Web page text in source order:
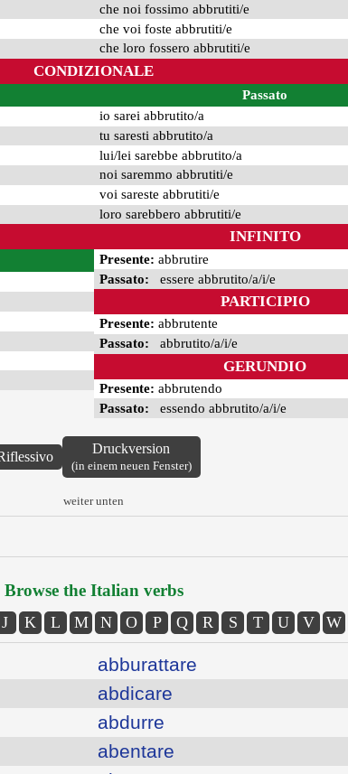
che noi fossimo abbrutiti/e
che voi foste abbrutiti/e
che loro fossero abbrutiti/e
CONDIZIONALE
Passato
io sarei abbrutito/a
tu saresti abbrutito/a
lui/lei sarebbe abbrutito/a
noi saremmo abbrutiti/e
voi sareste abbrutiti/e
loro sarebbero abbrutiti/e
INFINITO
Presente: abbrutire
Passato: essere abbrutito/a/i/e
PARTICIPIO
Presente: abbrutente
Passato: abbrutito/a/i/e
GERUNDIO
Presente: abbrutendo
Passato: essendo abbrutito/a/i/e
Druckversion
(in einem neuen Fenster)
weiter unten
Browse the Italian verbs
J K L M N O P Q R S T U V W
abburattare
abdicare
abdurre
abentare